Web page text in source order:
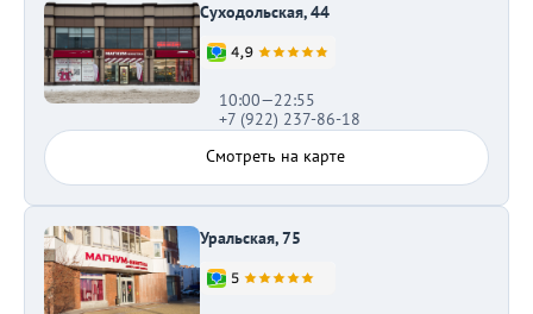
Суходольская, 44
10:00—22:55
+7 (922) 237-86-18
Смотреть на карте
Уральская, 75